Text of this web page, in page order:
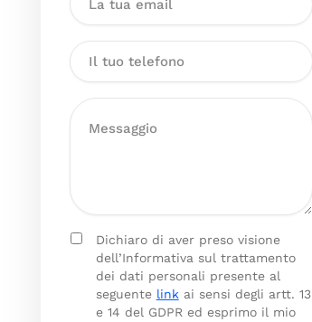
Dichiaro di aver preso visione
dell’Informativa sul trattamento
dei dati personali presente al
seguente linkai sensi degli artt. 13
e 14 del GDPR ed esprimo il mio